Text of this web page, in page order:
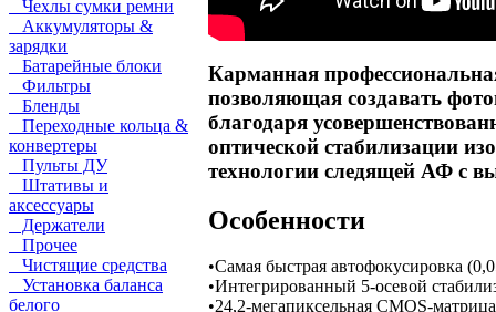
Чехлы сумки ремни
Аккумуляторы &
зарядки
Батарейные блоки
Фильтры
Бленды
Переходные кольца &
конвертеры
Пульты ДУ
Штативы и
аксессуары
Держатели
Прочее
Чистящие средства
Установка баланса
белого
Карманная
позволяющая создавать
благодаря
оптической стабилизации
технологии следящей АФ с
Особенности
•Самая быстрая автофокусировка
•Интегрированный 5-осевой
•24,2-мегапиксельная CMOS-